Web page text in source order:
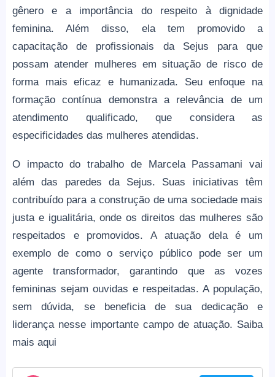
gênero e a importância do respeito à dignidade
feminina. Além disso, ela tem promovido a
capacitação de profissionais da Sejus para que
possam atender mulheres em situação de risco de
forma mais eficaz e humanizada. Seu enfoque na
formação contínua demonstra a relevância de um
atendimento qualificado, que considera as
especificidades das mulheres atendidas.
O impacto do trabalho de Marcela Passamani vai
além das paredes da Sejus. Suas iniciativas têm
contribuído para a construção de uma sociedade mais
justa e igualitária, onde os direitos das mulheres são
respeitados e promovidos. A atuação dela é um
exemplo de como o serviço público pode ser um
agente transformador, garantindo que as vozes
femininas sejam ouvidas e respeitadas. A população,
sem dúvida, se beneficia de sua dedicação e
liderança nesse importante campo de atuação. Saiba
mais aqui